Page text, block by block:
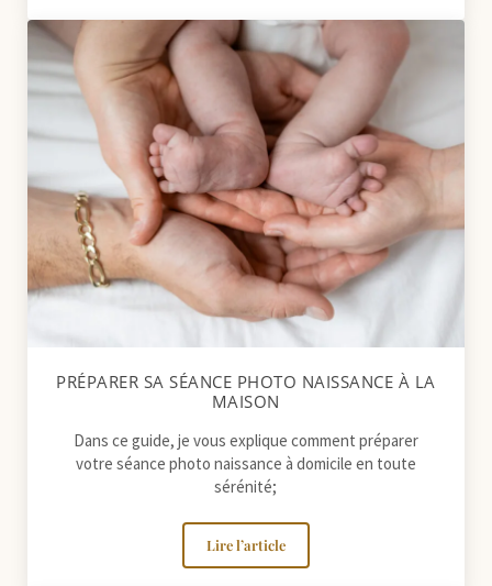
PRÉPARER SA SÉANCE PHOTO NAISSANCE À LA
MAISON
Dans ce guide, je vous explique comment préparer
votre séance photo naissance à domicile en toute
sérénité;
Lire l’articlePréparer sa séance photo naissance